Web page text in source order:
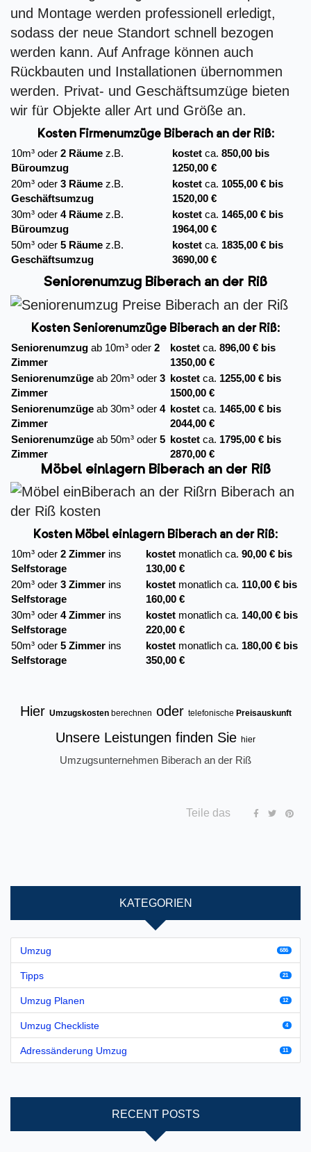
und Montage werden professionell erledigt,
sodass der neue Standort schnell bezogen
werden kann. Auf Anfrage können auch
Rückbauten und Installationen übernommen
werden. Privat- und Geschäftsumzüge bieten
wir für Objekte aller Art und Größe an.
Kosten Firmenumzüge Biberach an der Riß:
10m³ oder 2 Räume z.B.
Büroumzug
kostet ca. 850,00 bis
1250,00 €
20m³ oder 3 Räume z.B.
Geschäftsumzug
kostet ca. 1055,00 € bis
1520,00 €
30m³ oder 4 Räume z.B.
Büroumzug
kostet ca. 1465,00 € bis
1964,00 €
50m³ oder 5 Räume z.B.
Geschäftsumzug
kostet ca. 1835,00 € bis
3690,00 €
Seniorenumzug Biberach an der Riß
Kosten Seniorenumzüge Biberach an der Riß:
Seniorenumzug ab 10m³ oder 2
Zimmer
kostet ca. 896,00 € bis
1350,00 €
Seniorenumzüge ab 20m³ oder 3
Zimmer
kostet ca. 1255,00 € bis
1500,00 €
Seniorenumzüge ab 30m³ oder 4
Zimmer
kostet ca. 1465,00 € bis
2044,00 €
Seniorenumzüge ab 50m³ oder 5
Zimmer
kostet ca. 1795,00 € bis
2870,00 €
Möbel einlagern Biberach an der Riß
Kosten Möbel einlagern Biberach an der Riß:
10m³ oder 2 Zimmer ins
Selfstorage
kostet monatlich ca. 90,00 € bis
130,00 €
20m³ oder 3 Zimmer ins
Selfstorage
kostet monatlich ca. 110,00 € bis
160,00 €
30m³ oder 4 Zimmer ins
Selfstorage
kostet monatlich ca. 140,00 € bis
220,00 €
50m³ oder 5 Zimmer ins
Selfstorage
kostet monatlich ca. 180,00 € bis
350,00 €
Hier Umzugskostenberechnen oder telefonische Preisauskunft
Unsere Leistungen finden Sie hier
Umzugsunternehmen Biberach an der Riß
Teile das
KATEGORIEN
Umzug 686
Tipps 21
Umzug Planen 12
Umzug Checkliste 4
Adressänderung Umzug 11
RECENT POSTS